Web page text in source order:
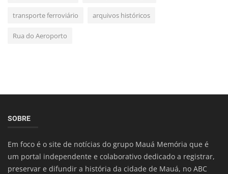
transporte ferroviário arquivos históricos
Rua do Aeroporto
SOBRE
Em foco é o site de notícias do grupo Mauá Memória que é
um portal independente e colaborativo dedicado a registrar,
preservar e difundir a história da cidade de Mauá, no ABC